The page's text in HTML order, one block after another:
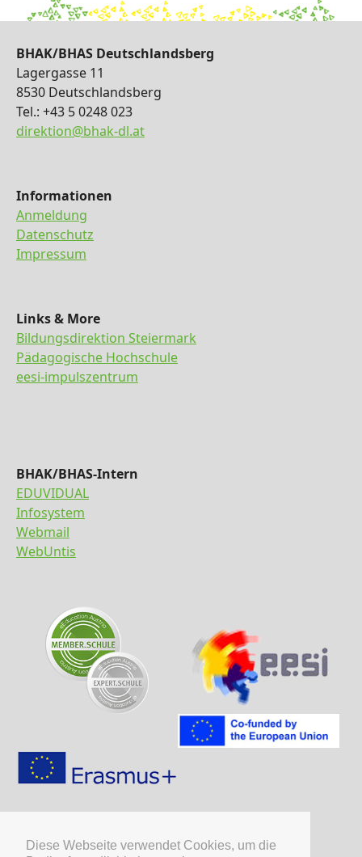
Diese Webseite verwendet Cookies, um die
BHAK/BHAS Deutschlandsberg
Lagergasse 11
8530 Deutschlandsberg
Tel.: +43 5 0248 023
direktion@bhak-dl.at
Informationen
Anmeldung
Datenschutz
Impressum
Links & More
Bildungsdirektion Steiermark
Pädagogische Hochschule
eesi-impulszentrum
BHAK/BHAS-Intern
EDUVIDUAL
Infosystem
Webmail
WebUntis